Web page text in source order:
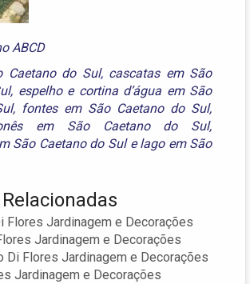
ABCD
Caetano do Sul, cascatas em São
, espelho e cortina d’água em São
, fontes em São Caetano do Sul,
em São Caetano do Sul,
São Caetano do Sulelago em São
Flores Jardinagem e Decorações
Jardinagem e Decorações
Di Flores Jardinagem e Decorações
Jardinagem e Decorações